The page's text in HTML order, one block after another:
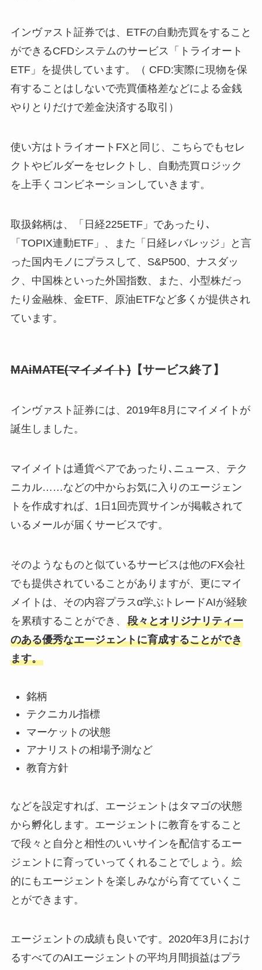
インヴァスト証券では、ETFの自動売買をすること
ができるCFDシステムのサービス「トライオート
ETF」を提供しています。（ CFD:実際に現物を保
有することはしないで売買価格差などによる金銭
やりとりだけで差金決済する取引）
使い方はトライオートFXと同じ、こちらでもセレ
クトやビルダーをセレクトし、自動売買ロジック
を上手くコンビネーションしていきます。
取扱銘柄は、「日経225ETF」であったり､
「TOPIX連動ETF」、また「日経レバレッジ」と言
った国内モノにプラスして、S&P500、ナスダッ
ク、中国株といった外国指数、また、小型株だっ
たり金融株、金ETF、原油ETFなど多くが提供され
ています。
MAiMATE(マイメイト)【サービス終了】
インヴァスト証券には、2019年8月にマイメイトが
誕生しました。
マイメイトは通貨ペアであったり､ニュース、テク
ニカル……などの中からお気に入りのエージェン
トを作成すれば、1日1回売買サインが掲載されて
いるメールが届くサービスです。
そのようなものと似ているサービスは他のFX会社
でも提供されていることがありますが、更にマイ
メイトは、その内容プラスα学ぶトレードAIが経験
を累積することができ、 段々とオリジナリティー
のある優秀なエージェントに育成することができ
ます。
銘柄
テクニカル指標
マーケットの状態
アナリストの相場予測など
教育方針
などを設定すれば、エージェントはタマゴの状態
から孵化します。エージェントに教育をすること
で段々と自分と相性のいいサインを配信するエー
ジェントに育っていってくれることでしょう。絵
的にもエージェントを楽しみながら育てていくこ
とができます。
エージェントの成績も良いです。2020年3月におけ
るすべてのAIエージェントの平均月間損益はプラ